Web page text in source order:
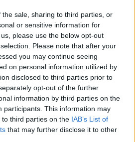
sale, sharing to third parties, or
or sensitive information for
please use the below opt-out
Please note that after your
you may continue seeing
on personal information utilized by
disclosed to third parties prior to
opt-out of the further
information by third parties on the
participants. This information may
third parties on the IAB’s List of
that may further disclose it to other
nell'ambito del Piano Nazionale di
italiano, sostenendo l'impegno del
acqua e modernizzare le
con IBM Consulting, Asa
operative, dal monitoraggio
manutenzione in tempo reale, fino alla
sui clienti, per selezionare piattaforme e
di gestione della rete. In
e gestire i propri contatori
idrico dei comuni, in
city e in ottica di sviluppo
dei dati sarà possibileattuare